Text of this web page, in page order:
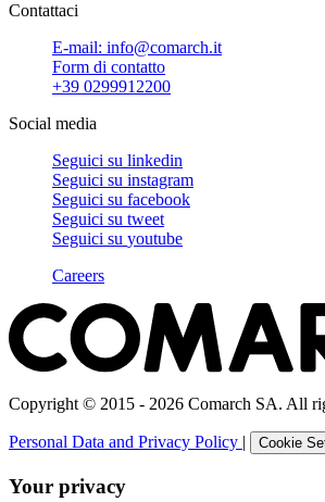
Contattaci
E-mail: info@comarch.it
Form di contatto
+39 0299912200
Social media
Seguici su linkedin
Seguici su instagram
Seguici su facebook
Seguici su tweet
Seguici su youtube
Careers
Copyright © 2015 - 2026 Comarch SA. All
Personal Data and Privacy Policy Cookie
Your privacy